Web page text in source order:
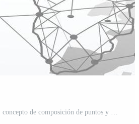
conexión de red global. concepto de composición de puntos y líneas del mapa mundial de negocios globales. ilustración vectorial Vector Pro